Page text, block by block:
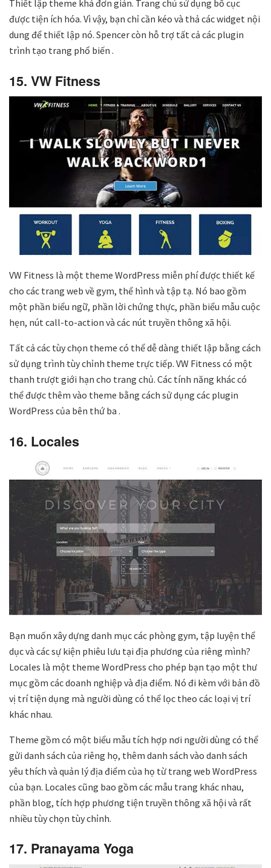
Thiết lập theme khá đơn giản. Trang chủ sử dụng bố cục
được tiện ích hóa. Vì vậy, bạn chỉ cần kéo và thả các widget nội
dung để thiết lập nó. Spencer còn hỗ trợ tất cả các plugin
trình tạo trang phổ biến .
15. VW Fitness
VW Fitness là một theme WordPress miễn phí được thiết kế
cho các trang web về gym, thể hình và tập tạ. Nó bao gồm
một phần biểu ngữ, phần lời chứng thực, phần biểu mẫu cuộc
hẹn, nút call-to-action và các nút truyền thông xã hội.
Tất cả các tùy chọn theme có thể dễ dàng thiết lập bằng cách
sử dụng trình tùy chỉnh theme trực tiếp. VW Fitness có một
thanh trượt giới hạn cho trang chủ. Các tính năng khác có
thể được thêm vào theme bằng cách sử dụng các plugin
WordPress của bên thứ ba .
16. Locales
Bạn muốn xây dựng danh mục các phòng gym, tập luyện thể
dục và các sự kiện phiêu lưu tại địa phương của riêng mình?
Locales là một theme WordPress cho phép bạn tạo một thư
mục gồm các doanh nghiệp và địa điểm. Nó đi kèm với bản đồ
vị trí tiện dụng mà người dùng có thể lọc theo các loại vị trí
khác nhau.
Theme gồm có một biểu mẫu tích hợp nơi người dùng có thể
gửi danh sách của riêng họ, thêm danh sách vào danh sách
yêu thích và quản lý địa điểm của họ từ trang web WordPress
của bạn. Locales cũng bao gồm các mẫu trang khác nhau,
phần blog, tích hợp phương tiện truyền thông xã hội và rất
nhiều tùy chọn tùy chỉnh.
17. Pranayama Yoga